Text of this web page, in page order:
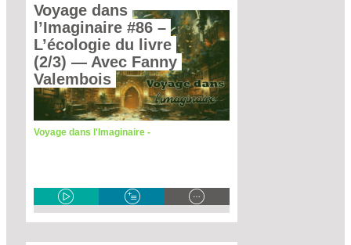
Voyage dans
l’Imaginaire #86 –
L’écologie du livre
(2/3) — Avec Fanny
Valembois
Voyage dans l'Imaginaire -